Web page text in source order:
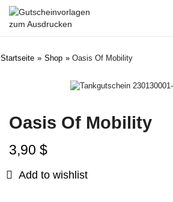
Startseite » Shop » Oasis Of Mobility
Oasis Of Mobility
3,90 $
Add to wishlist